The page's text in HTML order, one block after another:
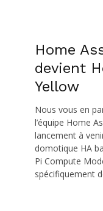
Home
devient
Yellow
Nous vous en
l’équipe Home
lancement à
domotique HA
Pi Compute
spécifiquement